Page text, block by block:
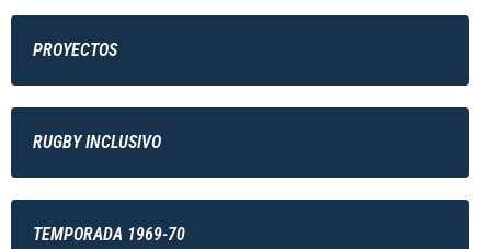
PROYECTOS
RUGBY INCLUSIVO
TEMPORADA 1969-70